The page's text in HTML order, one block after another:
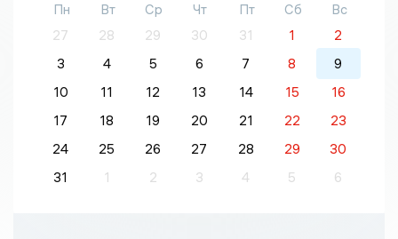
Пн Вт Ср Чт Пт Сб
Вс
27
28 29 30 31 1
2
3
4 5 6 7 8
9
10
11 12 13 14 15
16
17
18 19 20 21 22
23
24
25 26 27 28 29
30
31
1 2 3 4 5 6